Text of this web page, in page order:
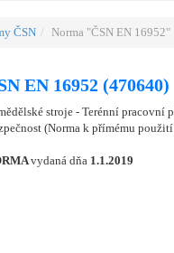
ČSN Norma "ČSN EN 16952"
EN 16952 (470640)
stroje - Terénní pracovní
(Norma k přímému
vydaná dňa 1.1.2019